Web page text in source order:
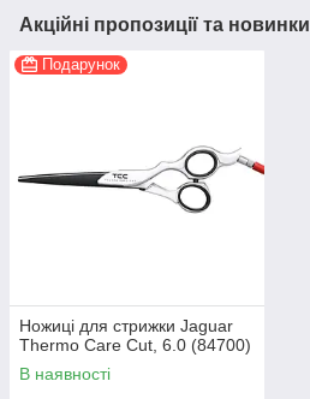
Акційні пропозиції та новинки
Подарунок
Ножиці для стрижки Jaguar
Thermo Care Cut, 6.0 (84700)
В наявності